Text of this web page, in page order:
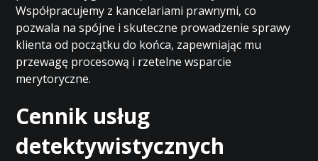
Współpracujemy z kancelariami prawnymi, co
pozwala na spójne i skuteczne prowadzenie sprawy
klienta od początku do końca, zapewniając mu
przewagę procesową i rzetelne wsparcie
merytoryczne.
Cennik usług
detektywistycznych